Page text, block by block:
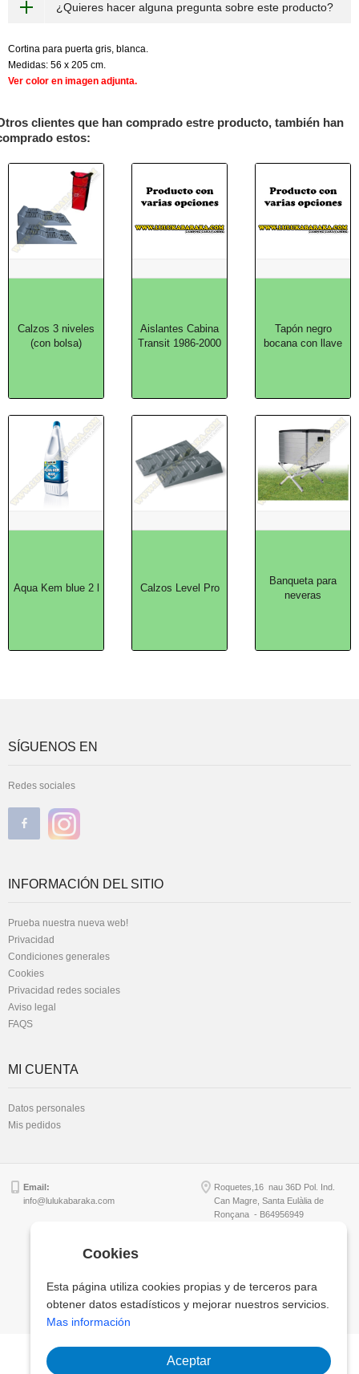
¿Quieres hacer alguna pregunta sobre este producto?
Cortina para puerta gris, blanca.
Medidas: 56 x 205 cm.
Ver color en imagen adjunta.
clientes que han comprado estre producto, también han
estos:
Calzos 3 niveles
(con bolsa)
Aislantes Cabina
Transit 1986-2000
Tapón negro
bocana con llave
Aqua Kem blue 2 l Calzos Level Pro
Banqueta para
neveras
SÍGUENOS EN
Redes sociales
INFORMACIÓN DEL SITIO
Prueba nuestra nueva web!
Privacidad
Condiciones generales
Cookies
Privacidad redes sociales
Aviso legal
FAQS
MI CUENTA
Datos personales
Mis pedidos
Email:
info@lulukabaraka.com
Roquetes,16 nau 36D Pol. Ind.
Can Magre, Santa Eulàlia de
Ronçana - B64956949
Cookies
Esta página utiliza cookies propias y de terceros para
obtener datos estadísticos y mejorar nuestros servicios.
Mas información
Aceptar